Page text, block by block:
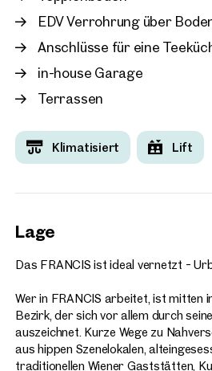
Konferenzräume, Begegnungszonen
Flächen und noch so viel mehr!
Ein direkt angrenzendes Hotel sowie
Parkgarage mit rund 580
komfortable Angebot. Gäste und
erreichen das Gebäude bequem
Arbeiten in Bestlage
Anbindung an die Wiener
ersten Adresse für Unternehmen,
erreichbare und gleichzeitig
suchen.
FRANCIS ist mehr als ein
Statement für modernes Arbeiten in
EDV Verrohrung über
Anschlüsse für eine
in-house Garage
Terrassen
Klimatisiert Lift
Lage
Das FRANCIS ist ideal vernetzt -
Wer in FRANCIS arbeitet, ist mitten
Bezirk, der sich vor allem durch
auszeichnet. Kurze Wege zu
aus hippen Szenelokalen,
traditionellen Wiener Gaststätten,